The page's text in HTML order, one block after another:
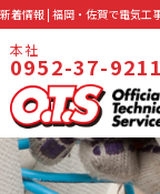
新着情報 | 福岡・佐賀で電気工
本社
0952-37-9211